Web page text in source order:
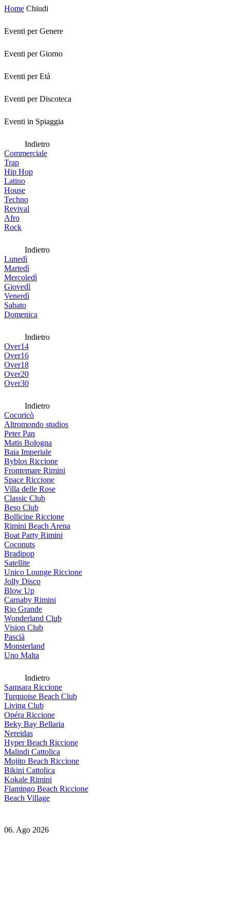
Home Chiudi
Eventi per Genere
Eventi per Giorno
Eventi per Età
Eventi per Discoteca
Eventi in Spiaggia
Indietro
Commerciale
Trap
Hip Hop
Latino
House
Techno
Revival
Afro
Rock
Indietro
Lunedì
Martedì
Mercoledì
Giovedì
Venerdì
Sabato
Domenica
Indietro
Over14
Over16
Over18
Over20
Over30
Indietro
Cocoricò
Altromondo studios
Peter Pan
Matis Bologna
Baia Imperiale
Byblos Riccione
Frontemare Rimini
Space Riccione
Villa delle Rose
Classic Club
Beso Club
Bollicine Riccione
Rimini Beach Arena
Boat Party Rimini
Coconuts
Bradipop
Satellite
Unico Lounge Riccione
Jolly Disco
Blow Up
Carnaby Rimini
Rio Grande
Wonderland Club
Vision Club
Pascià
Monsterland
Uno Malta
Indietro
Samsara Riccione
Turquoise Beach Club
Living Club
Opéra Riccione
Beky Bay Bellaria
Nereidas
Hyper Beach Riccione
Malindi Cattolica
Mojito Beach Riccione
Bikini Cattolica
Kokale Rimini
Flamingo Beach Riccione
Beach Village
06. Ago 2026